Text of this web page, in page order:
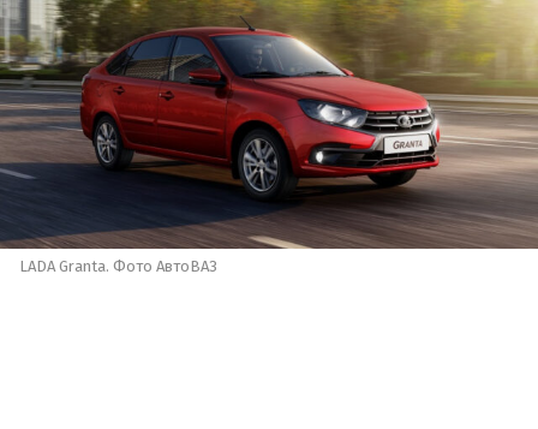
LADA Granta. Фото АвтоВАЗ